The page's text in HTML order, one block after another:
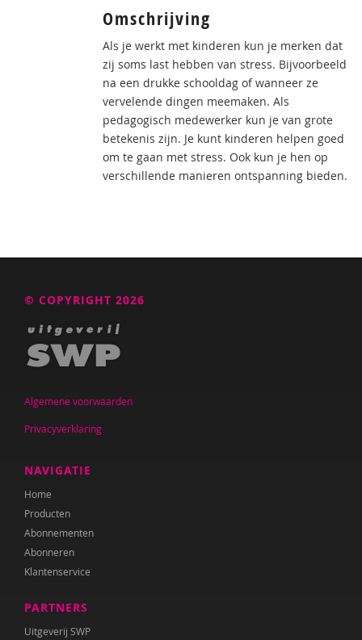
Omschrijving
Als je werkt met kinderen kun je merken dat
zij soms last hebben van stress. Bijvoorbeeld
na een drukke schooldag of wanneer ze
vervelende dingen meemaken. Als
pedagogisch medewerker kun je van grote
betekenis zijn. Je kunt kinderen helpen goed
om te gaan met stress. Ook kun je hen op
verschillende manieren ontspanning bieden.
© COPYRIGHT 2026
Algemene voorwaarden
Privacyverklaring
NAVIGATIE
Home
Producten
Abonnementen
Abonneren
Klantenservice
PARTNERS
Uitgeverij SWP